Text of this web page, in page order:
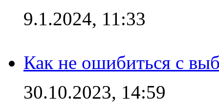
9.1.2024, 11:33
Как не ошибиться с
30.10.2023, 14:59